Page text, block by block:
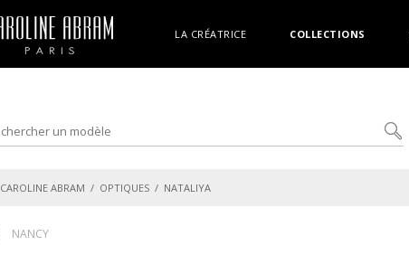
LA CRÉATRICE COLLECTIONS
CAROLINE ABRAM / OPTIQUES / NATALIYA
NANCY